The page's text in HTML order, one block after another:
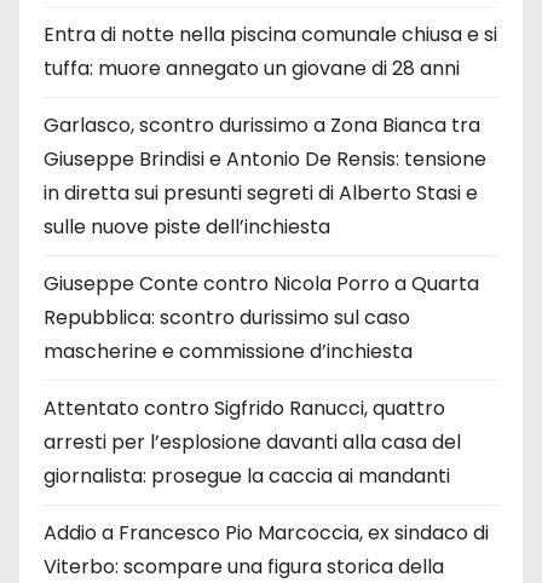
Entra di notte nella piscina comunale chiusa e si
tuffa: muore annegato un giovane di 28 anni
Garlasco, scontro durissimo a Zona Bianca tra
Giuseppe Brindisi e Antonio De Rensis: tensione
in diretta sui presunti segreti di Alberto Stasi e
sulle nuove piste dell’inchiesta
Giuseppe Conte contro Nicola Porro a Quarta
Repubblica: scontro durissimo sul caso
mascherine e commissione d’inchiesta
Attentato contro Sigfrido Ranucci, quattro
arresti per l’esplosione davanti alla casa del
giornalista: prosegue la caccia ai mandanti
Addio a Francesco Pio Marcoccia, ex sindaco di
Viterbo: scompare una figura storica della